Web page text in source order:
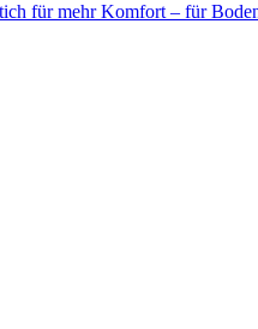
für mehr Komfort – für